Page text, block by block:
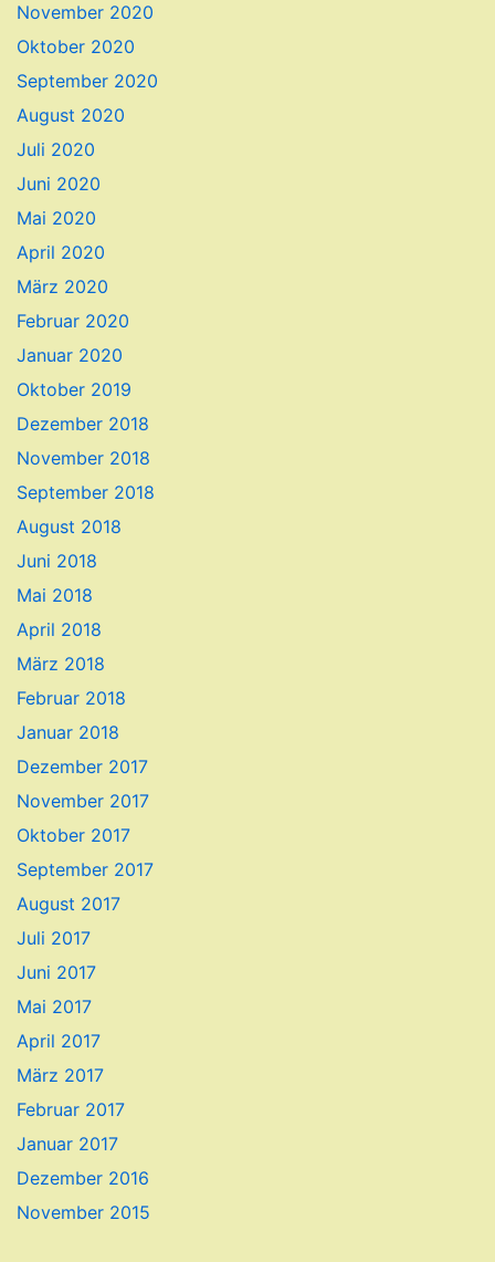
November 2020
Oktober 2020
September 2020
August 2020
Juli 2020
Juni 2020
Mai 2020
April 2020
März 2020
Februar 2020
Januar 2020
Oktober 2019
Dezember 2018
November 2018
September 2018
August 2018
Juni 2018
Mai 2018
April 2018
März 2018
Februar 2018
Januar 2018
Dezember 2017
November 2017
Oktober 2017
September 2017
August 2017
Juli 2017
Juni 2017
Mai 2017
April 2017
März 2017
Februar 2017
Januar 2017
Dezember 2016
November 2015